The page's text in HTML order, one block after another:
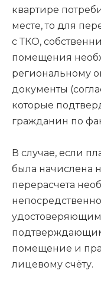
квартире
месте, то для
с ТКО,
помещения
региональному
документы
которые
гражданин по
В случае, если
была начислена
перерасчета
помещение и
лицевому счёту.